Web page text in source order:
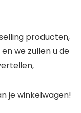
producten,
we zullen u de
je winkelwagen!